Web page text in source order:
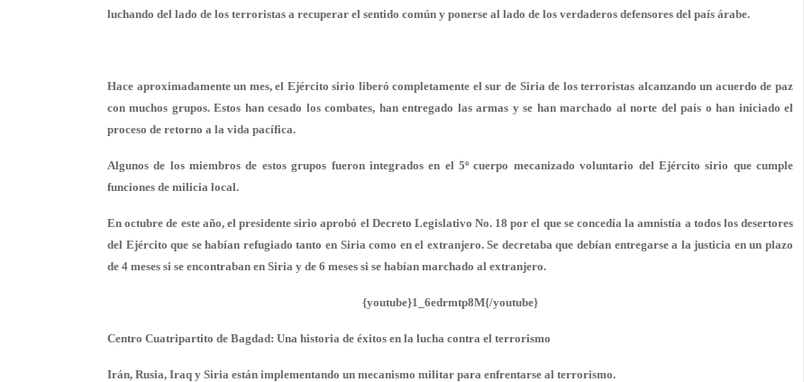
luchando del lado de los terroristas a recuperar el sentido común y ponerse al lado de los verdaderos defensores del país árabe.
Hace aproximadamente un mes, el Ejército sirio liberó completamente el sur de Siria de los terroristas alcanzando un acuerdo de paz
con muchos grupos. Estos han cesado los combates, han entregado las armas y se han marchado al norte del país o han iniciado el
proceso de retorno a la vida pacífica.
Algunos de los miembros de estos grupos fueron integrados en el 5º cuerpo mecanizado voluntario del Ejército sirio que cumple
funciones de milicia local.
En octubre de este año, el presidente sirio aprobó el Decreto Legislativo No. 18 por el que se concedía la amnistía a todos los desertores
del Ejército que se habían refugiado tanto en Siria como en el extranjero. Se decretaba que debían entregarse a la justicia en un plazo
de 4 meses si se encontraban en Siria y de 6 meses si se habían marchado al extranjero.
{youtube}1_6edrmtp8M{/youtube}
Centro Cuatripartito de Bagdad: Una historia de éxitos en la lucha contra el terrorismo
Irán, Rusia, Iraq y Siria están implementando un mecanismo militar para enfrentarse al terrorismo.